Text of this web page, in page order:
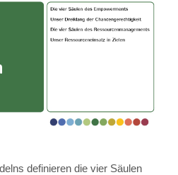
definieren die vier Säulen